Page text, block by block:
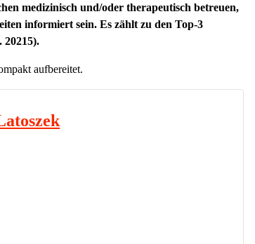
medizinisch und/oder therapeutisch betreuen,
informiert sein. Es zählt zu den Top-3
20215).
aufbereitet.